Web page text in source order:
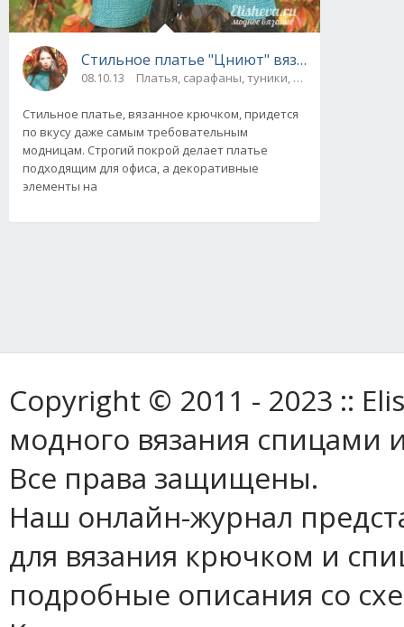
Стильное платье "Цниют" вязаное крючком
08.10.13 Платья, сарафаны, туники, юбки
Стильное платье, вязанное крючком, придется
по вкусу даже самым требовательным
модницам. Строгий покрой делает платье
подходящим для офиса, а декоративные
элементы на
Copyright © 2011 - 2023 ::
модного вязания спицами
Все права защищены.
Наш онлайн-журнал
для вязания крючком и
подробные описания со